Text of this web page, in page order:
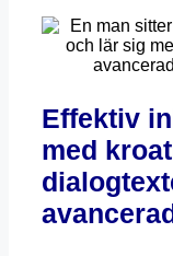
Effektiv
med